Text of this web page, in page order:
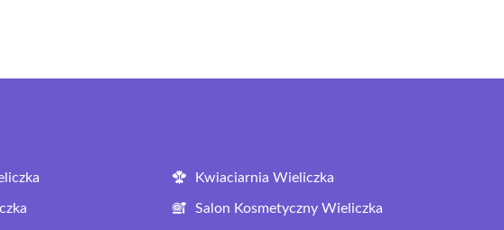
Kwiaciarnia Wieliczka
Salon Kosmetyczny Wieliczka